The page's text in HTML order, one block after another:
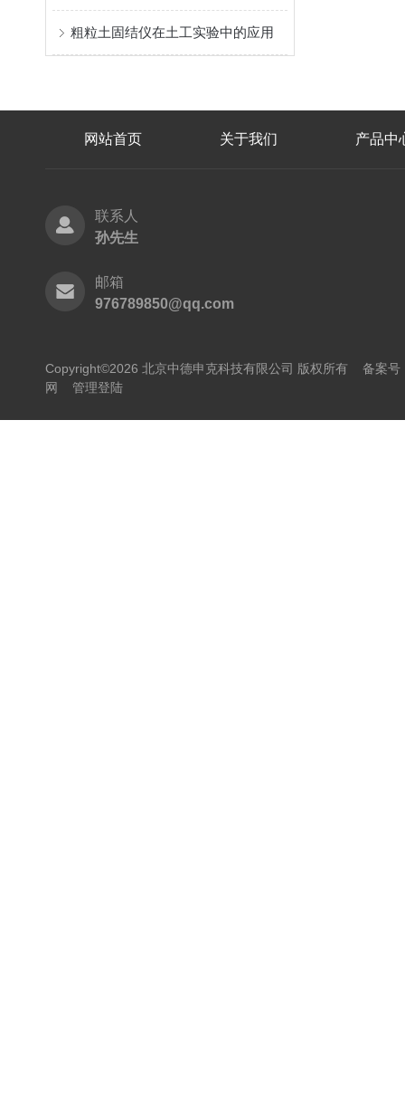
粗粒土固结仪在土工实验中的应用
网站首页 关于我们 产品中
联系人
孙先生
邮箱
976789850@qq.com
Copyright©2026 北京中德申克科技有限公司 版权所有 备案号
网
管理登陆